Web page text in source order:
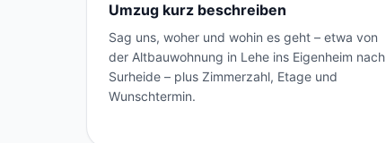
Umzug kurz beschreiben
Sag uns, woher und wohin es geht – etwa von
der Altbauwohnung in Lehe ins Eigenheim nach
Surheide – plus Zimmerzahl, Etage und
Wunschtermin.